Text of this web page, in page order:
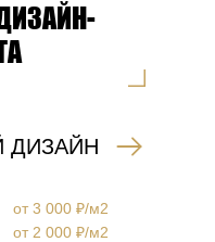
ДИЗАЙН
от 3 000 ₽/м2
от 2 000 ₽/м2